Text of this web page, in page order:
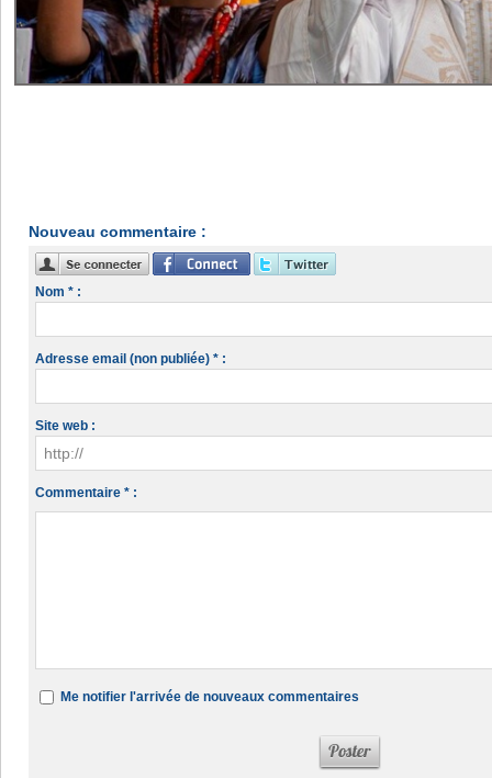
Nouveau commentaire :
Nom * :
Adresse email (non publiée) * :
Site web :
Commentaire * :
Me notifier l'arrivée de nouveaux commentaires